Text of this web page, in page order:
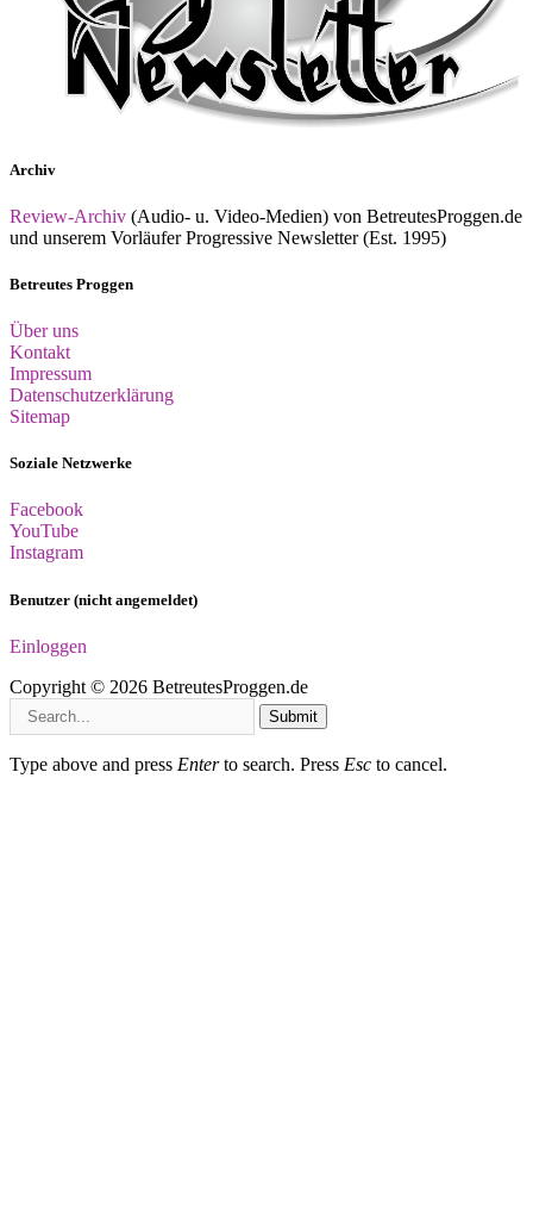
Archiv
Review-Archiv (Audio- u. Video-Medien) von BetreutesProggen.de
und unserem Vorläufer Progressive Newsletter (Est. 1995)
Betreutes Proggen
Über uns
Kontakt
Impressum
Datenschutzerklärung
Sitemap
Soziale Netzwerke
Facebook
YouTube
Instagram
Benutzer (nicht angemeldet)
Einloggen
Copyright © 2026 BetreutesProggen.de
Submit
Type above and press Enterto search. Press Esc to cancel.